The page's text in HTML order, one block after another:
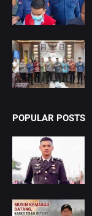
POPULAR POSTS